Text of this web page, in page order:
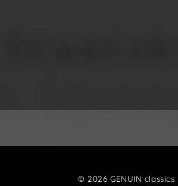
© 2026 GENUIN classics